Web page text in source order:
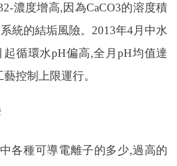
濃度增高,因為CaCO3的溶度積
統的結垢風險。2013年4月中水
循環水pH偏高,全月pH均值達
控制上限運行。
各種可導電離子的多少,過高的